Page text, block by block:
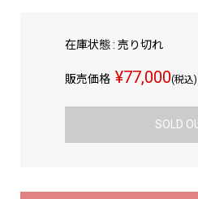
在庫状態 : 売り切れ
販売価格 ¥77,000(税込)
SOLD